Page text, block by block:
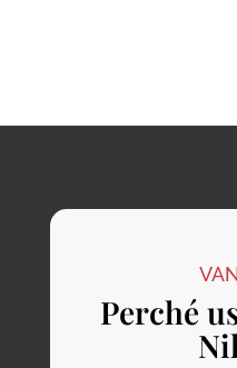
Perché